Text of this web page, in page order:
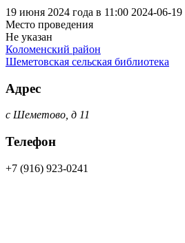
19 июня 2024 года в 11:00 2024-06-19
Место проведения
Не указан
Коломенский район
Шеметовская сельская библиотека
Адрес
с Шеметово, д 11
Телефон
+7 (916) 923-0241